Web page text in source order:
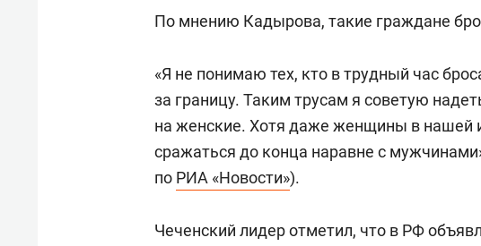
По мнению Кадырова, такие граждане
«Я не понимаю тех, кто в трудный час
за границу. Таким трусам я советую
на женские. Хотя даже женщины в нашей
сражаться до конца наравне с
по РИА «Новости»).
Чеченский лидер отметил, что в РФ
Как ГК «МИР ГРУПП» и ВТБ
комфорта под Казанью
150 камер до
безопасность в